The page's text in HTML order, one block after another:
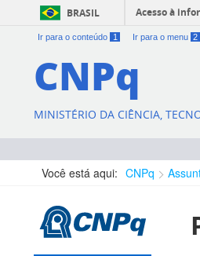
BRASIL Acesso à
Ir para o conteúdo 1 Ir para o menu 2
CNPq
MINISTÉRIO DA CIÊNCIA,
Você está aqui: CNPq